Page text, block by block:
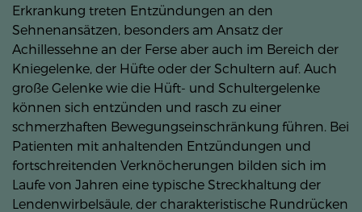
Erkrankung treten Entzündungen an den
Sehnenansätzen, besonders am Ansatz der
Achillessehne an der Ferse aber auch im Bereich der
Kniegelenke, der Hüfte oder der Schultern auf. Auch
große Gelenke wie die Hüft- und Schultergelenke
können sich entzünden und rasch zu einer
schmerzhaften Bewegungseinschränkung führen. Bei
Patienten mit anhaltenden Entzündungen und
fortschreitenden Verknöcherungen bilden sich im
Laufe von Jahren eine typische Streckhaltung der
Lendenwirbelsäule, der charakteristische Rundrücken